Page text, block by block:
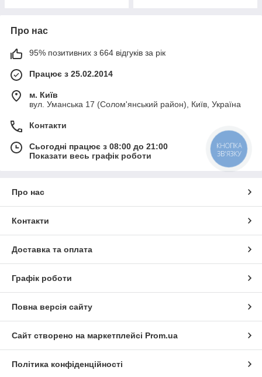
Про нас
95% позитивних з 664 відгуків за рік
Працює з 25.02.2014
м. Київ
вул. Уманська 17 (Солом'янський район), Київ, Україна
Контакти
Сьогодні працює з 08:00 до 21:00
Показати весь графік роботи
Про нас
Контакти
Доставка та оплата
Графік роботи
Повна версія сайту
Сайт створено на маркетплейсі Prom.ua
Політика конфіденційності
КНОПКА
ЗВ'ЯЗКУ